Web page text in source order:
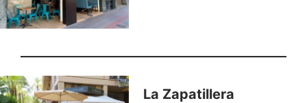
La Zapatillera